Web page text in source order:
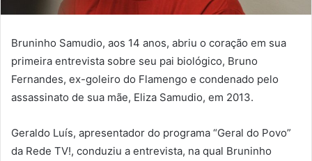
Bruninho Samudio, aos 14 anos, abriu o coração em sua
primeira entrevista sobre seu pai biológico, Bruno
Fernandes, ex-goleiro do Flamengo e condenado pelo
assassinato de sua mãe, Eliza Samudio, em 2013.
Geraldo Luís, apresentador do programa “Geral do Povo”
da Rede TV!, conduziu a entrevista, na qual Bruninho